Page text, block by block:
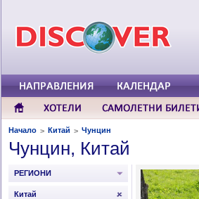
Начало > Китай > Чунцин
Чунцин, Китай
РЕГИОНИ
Китай